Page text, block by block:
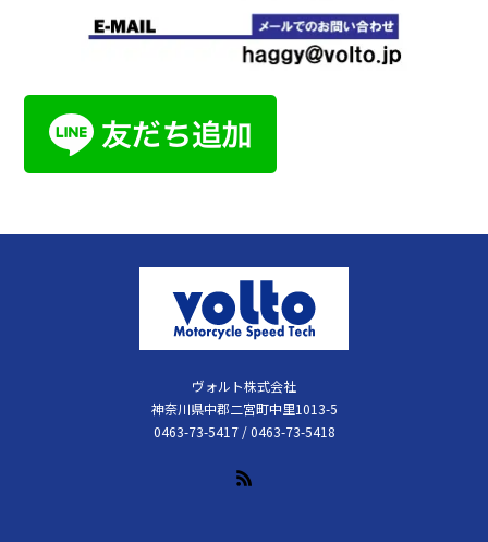
ヴォルト株式会社
神奈川県中郡二宮町中里1013-5
0463-73-5417 / 0463-73-5418